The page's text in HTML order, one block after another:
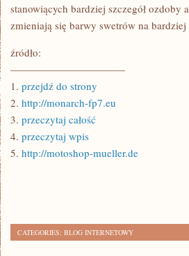
stanowiących bardziej szczegół
zmieniają się barwy swetrów na
źródło:
———————————
1. przejdź do strony
2. http://monarch-fp7.eu
3. przeczytaj całość
4. przeczytaj wpis
5. http://motoshop-mueller.de
CATEGORIES: BLOG INTERNETOWY